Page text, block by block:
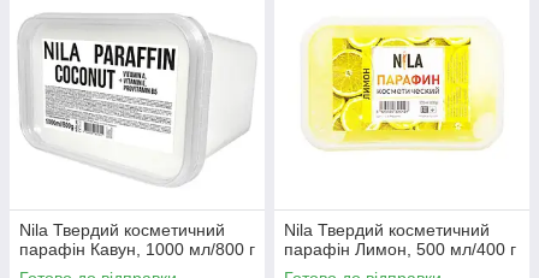
Nila Твердий косметичний
парафін Кавун, 1000 мл/800 г
Nila Твердий косметичний
парафін Лимон, 500 мл/400 г